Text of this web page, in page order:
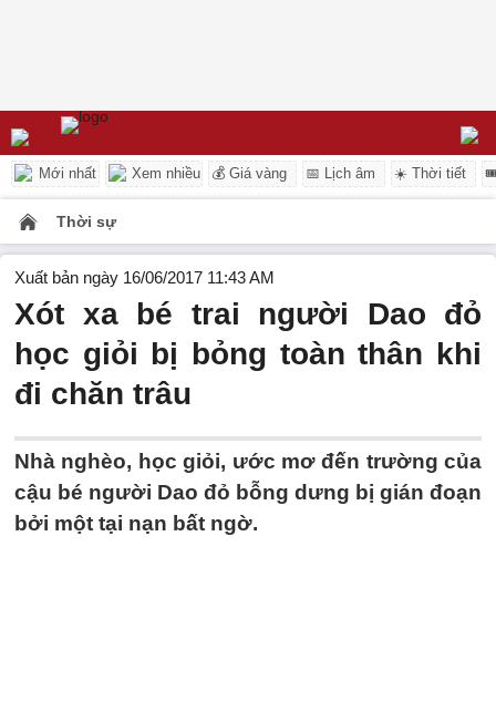
Mới nhất Xem nhiều 💰 Giá vàng 📅 Lịch âm ☀️ Thời tiết
Thời sự
Xuất bản ngày 16/06/2017 11:43 AM
Xót xa bé trai người Dao đỏ
học giỏi bị bỏng toàn thân khi
đi chăn trâu
Nhà nghèo, học giỏi, ước mơ đến trường của
cậu bé người Dao đỏ bỗng dưng bị gián đoạn
bởi một tại nạn bất ngờ.